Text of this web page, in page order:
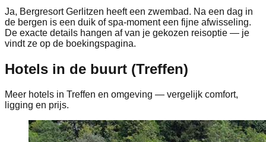
Ja, Bergresort Gerlitzen heeft een zwembad. Na een dag in
de bergen is een duik of spa-moment een fijne afwisseling.
De exacte details hangen af van je gekozen reisoptie — je
vindt ze op de boekingspagina.
Hotels in de buurt (Treffen)
Meer hotels in Treffen en omgeving — vergelijk comfort,
ligging en prijs.